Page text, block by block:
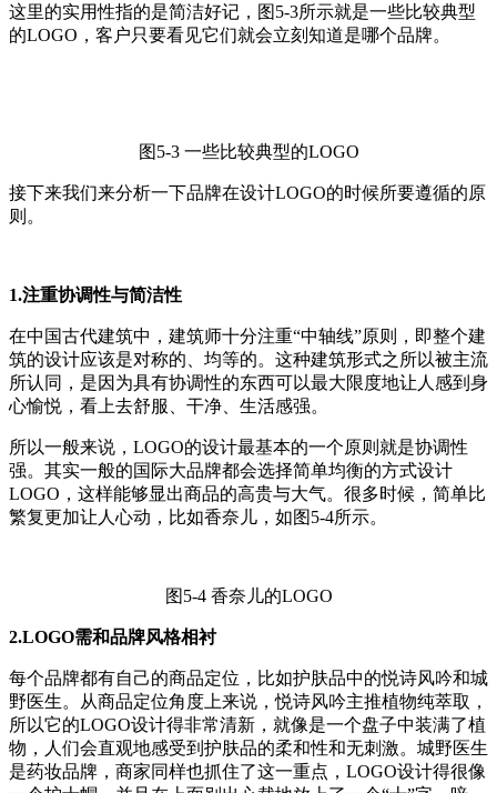
这里的实用性指的是简洁好记，图5-3所示就是一些比较典型
的LOGO，客户只要看见它们就会立刻知道是哪个品牌。
图5-3 一些比较典型的LOGO
接下来我们来分析一下品牌在设计LOGO的时候所要遵循的原
则。
1.注重协调性与简洁性
在中国古代建筑中，建筑师十分注重“中轴线”原则，即整个建
筑的设计应该是对称的、均等的。这种建筑形式之所以被主流
所认同，是因为具有协调性的东西可以最大限度地让人感到身
心愉悦，看上去舒服、干净、生活感强。
所以一般来说，LOGO的设计最基本的一个原则就是协调性
强。其实一般的国际大品牌都会选择简单均衡的方式设计
LOGO，这样能够显出商品的高贵与大气。很多时候，简单比
繁复更加让人心动，比如香奈儿，如图5-4所示。
图5-4 香奈儿的LOGO
2.LOGO需和品牌风格相衬
每个品牌都有自己的商品定位，比如护肤品中的悦诗风吟和城
野医生。从商品定位角度上来说，悦诗风吟主推植物纯萃取，
所以它的LOGO设计得非常清新，就像是一个盘子中装满了植
物，人们会直观地感受到护肤品的柔和性和无刺激。城野医生
是药妆品牌，商家同样也抓住了这一重点，LOGO设计得很像